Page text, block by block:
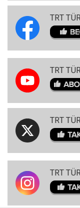
TRT
TRT
TRT
TRT